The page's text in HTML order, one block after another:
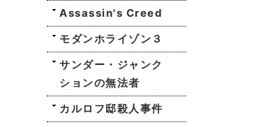
Assassin's Creed
モダンホライゾン３
サンダー・ジャンク
ションの無法者
カルロフ邸殺人事件